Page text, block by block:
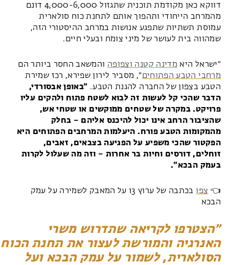
דווקא כאן מקודמת תוכנית שתגזול 4,000-6,000 דונם
מהמרחב הייחודי ותהפוך אותם לתחנת כוח סולארית
עמוסת תשתיות שתפגע אנושות במרחב ההיסטורי הזה,
שמהווה בית לעושר של מיני צומח ובעלי חיים.
״ישראל היא מדינה קטנה וצפופה והמשאב החסר ביותר הם
מרחבי הטבע הפתוחים״, מסביר לירון שפירא, רכז שמירת
הטבע בצפון של החברה להגנת הטבע. ״באופן אבסורדי,
הדבר שהכי קל לעשות זה לבוא לשטח פתוח ולהקים עליו
פרויקט. במקרה של שטחים ממוקשים או שטחי אש,
שהציבור הרחב אינו יכול להיכנס אליהם – בחלק
מהמקומות הטבע פורח. היעלמות המרחבים הפתוחים היא
הפקטור שהכי משפיע על הפגיעה בצבאים, זאבים,
זוחלים, דורסים וחיות בר אחרות – וזה מה שעלול לקרות
בעמק הבכא״.
👈 צפו
בכתבה של ערוץ 13 על המאבק לשמירה על עמק
הבכא
הצטרפו לקריאה שתדרוש משרי
האנרגיה והמורשת לעצור את תחנת הכוח
הסולארית, לשמור על עמק הבכא ועל